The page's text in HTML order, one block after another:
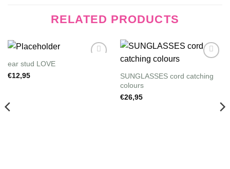
RELATED PRODUCTS
ear stud LOVE
€12,95
SUNGLASSES cord catching
colours
€26,95